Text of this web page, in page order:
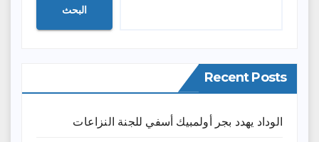
البحث
Recent Posts
الوداد يهدد بجر أولمبيك أسفي للجنة النزاعات